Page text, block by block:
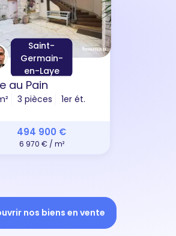
Saint-
Germain-
en-Laye
au Pain
3 pièces 1er ét.
494 900 €
6 970 € / m²
nos biens en vente